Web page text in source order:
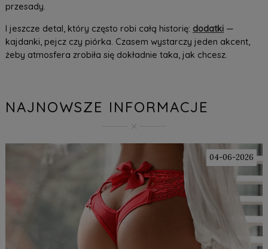
przesady.
I jeszcze detal, który często robi całą historię: dodatki—
kajdanki, pejcz czy piórka. Czasem wystarczy jeden akcent,
żeby atmosfera zrobiła się dokładnie taka, jak chcesz.
NAJNOWSZE INFORMACJE
04-06-2026